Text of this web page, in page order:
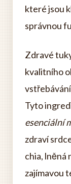
které jsou
správnou
Zdravé
kvalitního
Tyto
esenciální
zdraví
chia, lněná
zajímavou